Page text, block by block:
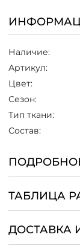
юбку,
романтичность.
В комплекте с
пояс-кушак,
талию,
сочетается
маленькой
Наличие:
Артикул:
Цвет:
Сезон:
Тип ткани:
Состав:
ТАБЛИЦА
ДОСТАВКА